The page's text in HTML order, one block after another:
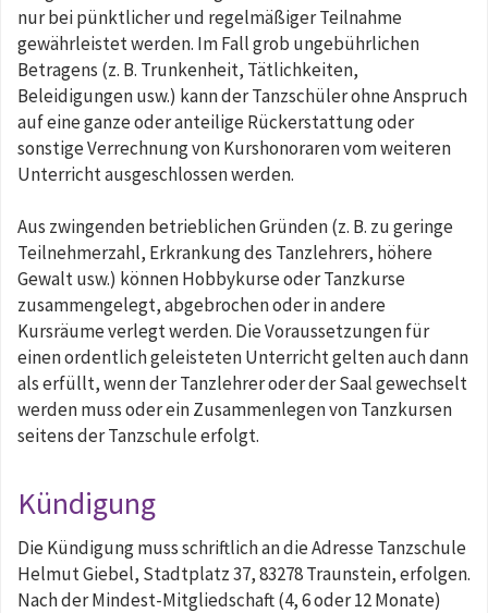
nur bei pünktlicher und regelmäßiger Teilnahme
gewährleistet werden. Im Fall grob ungebührlichen
Betragens (z. B. Trunkenheit, Tätlichkeiten,
Beleidigungen usw.) kann der Tanzschüler ohne Anspruch
auf eine ganze oder anteilige Rückerstattung oder
sonstige Verrechnung von Kurshonoraren vom weiteren
Unterricht ausgeschlossen werden.
Aus zwingenden betrieblichen Gründen (z. B. zu geringe
Teilnehmerzahl, Erkrankung des Tanzlehrers, höhere
Gewalt usw.) können Hobbykurse oder Tanzkurse
zusammengelegt, abgebrochen oder in andere
Kursräume verlegt werden. Die Voraussetzungen für
einen ordentlich geleisteten Unterricht gelten auch dann
als erfüllt, wenn der Tanzlehrer oder der Saal gewechselt
werden muss oder ein Zusammenlegen von Tanzkursen
seitens der Tanzschule erfolgt.
Kündigung
Die Kündigung muss schriftlich an die Adresse Tanzschule
Helmut Giebel, Stadtplatz 37, 83278 Traunstein, erfolgen.
Nach der Mindest-Mitgliedschaft (4, 6 oder 12 Monate)